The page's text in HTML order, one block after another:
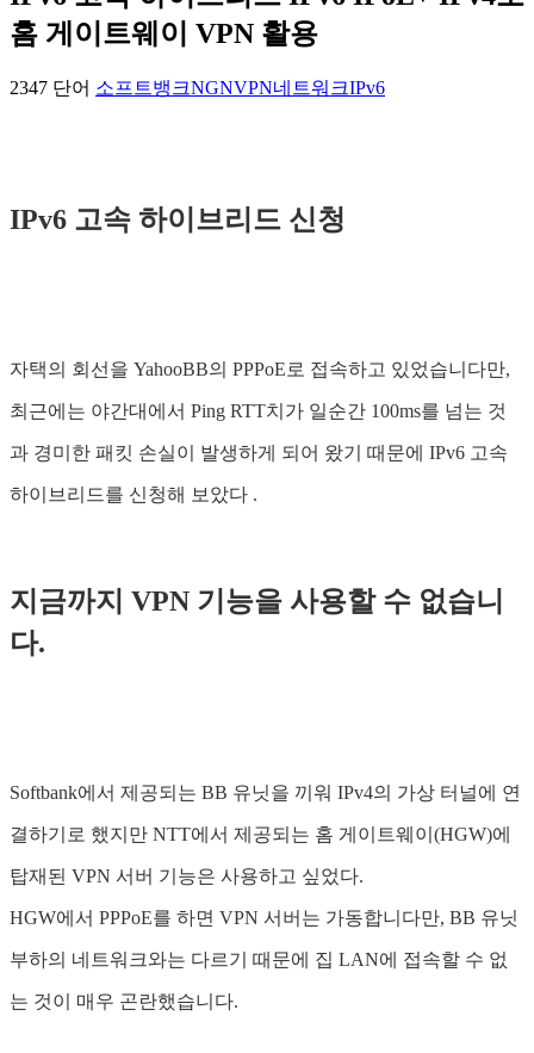
홈 게이트웨이 VPN 활용
2347 단어 소프트뱅크NGNVPN네트워크IPv6
IPv6 고속 하이브리드 신청
자택의 회선을 YahooBB의 PPPoE로 접속하고 있었습니다만,
최근에는 야간대에서 Ping RTT치가 일순간 100ms를 넘는 것
과 경미한 패킷 손실이 발생하게 되어 왔기 때문에 IPv6 고속
하이브리드를 신청해 보았다 .
지금까지 VPN 기능을 사용할 수 없습니
다.
Softbank에서 제공되는 BB 유닛을 끼워 IPv4의 가상 터널에 연
결하기로 했지만 NTT에서 제공되는 홈 게이트웨이(HGW)에
탑재된 VPN 서버 기능은 사용하고 싶었다.
HGW에서 PPPoE를 하면 VPN 서버는 가동합니다만, BB 유닛
부하의 네트워크와는 다르기 때문에 집 LAN에 접속할 수 없
는 것이 매우 곤란했습니다.